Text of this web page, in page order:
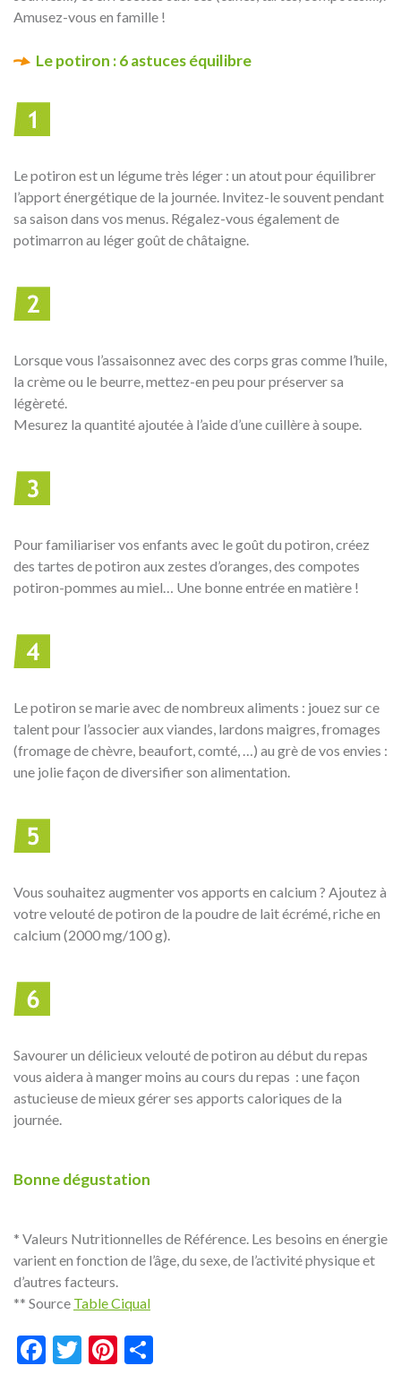
Amusez-vous en famille !
Le potiron : 6 astuces équilibre
Le potiron est un légume très léger : un atout pour équilibrer
l’apport énergétique de la journée. Invitez-le souvent pendant
sa saison dans vos menus. Régalez-vous également de
potimarron au léger goût de châtaigne.
Lorsque vous l’assaisonnez avec des corps gras comme l’huile,
la crème ou le beurre, mettez-en peu pour préserver sa
légèreté.
Mesurez la quantité ajoutée à l’aide d’une cuillère à soupe.
Pour familiariser vos enfants avec le goût du potiron, créez
des tartes de potiron aux zestes d’oranges, des compotes
potiron-pommes au miel… Une bonne entrée en matière !
Le potiron se marie avec de nombreux aliments : jouez sur ce
talent pour l’associer aux viandes, lardons maigres, fromages
(fromage de chèvre, beaufort, comté, …) au grè de vos envies :
une jolie façon de diversifier son alimentation.
Vous souhaitez augmenter vos apports en calcium ? Ajoutez à
votre velouté de potiron de la poudre de lait écrémé, riche en
calcium (2000 mg/100 g).
Savourer un délicieux velouté de potiron au début du repas
vous aidera à manger moins au cours du repas : une façon
astucieuse de mieux gérer ses apports caloriques de la
journée.
Bonne dégustation
* Valeurs Nutritionnelles de Référence. Les besoins en énergie
varient en fonction de l’âge, du sexe, de l’activité physique et
d’autres facteurs.
** Source Table Ciqual
Facebook
TwitterPinterest